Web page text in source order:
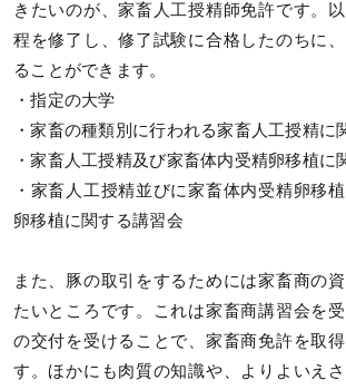
きたいのが、家畜人工授精師免許です。
程を修了し、修了試験に合格したのちに
ることができます。
・指定の大学
・家畜の種類別に行われる家畜人工授精に
・家畜人工授精及び家畜体内受精卵移植に
・家畜人工授精並びに家畜体内受精卵移
卵移植に関する講習会
また、豚の取引をするためには家畜商の
たいところです。これは家畜商講習会を
の交付を受けることで、家畜商免許を取
す。ほかにも肉質の知識や、よりよいえ